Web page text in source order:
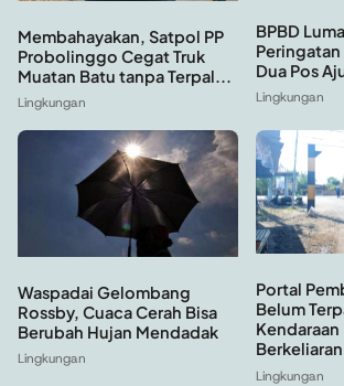
Membahayakan, Satpol PP
Probolinggo Cegat Truk
Muatan Batu tanpa Terpal...
Lingkungan
BPBD
Dua Pos
Lingkungan
Waspadai Gelombang
Rossby, Cuaca Cerah Bisa
Berubah Hujan Mendadak
Lingkungan
Portal
Belum
Kendaraan
Berkeliaran
Lingkungan